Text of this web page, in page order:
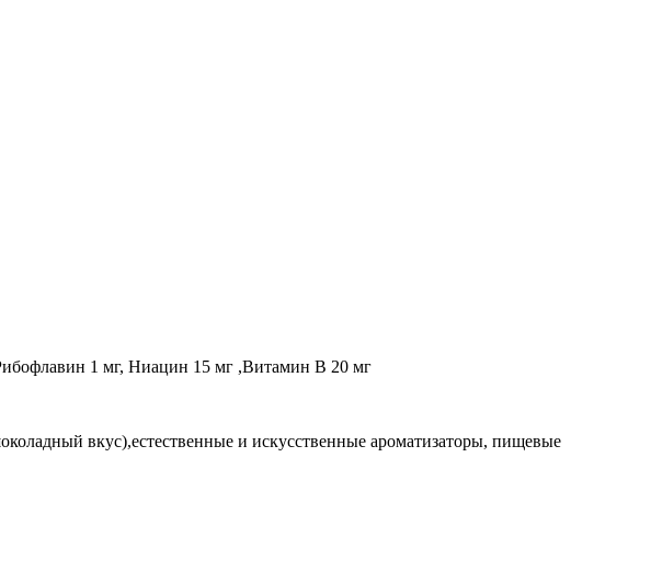
1 мг, Ниацин 15 мг ,Витамин В 20 мг
вкус),естественные и искусственные ароматизаторы, пищевые